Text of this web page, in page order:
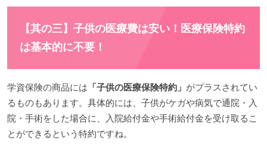
【其の三】子供の医療費は安い！医療保険特約
は基本的に不要！
学資保険の商品には 「子供の医療保険特約」 がプラスされてい
るものもあります。具体的には、子供がケガや病気で通院・入
院・手術をした場合に、入院給付金や手術給付金を受け取るこ
とができるという特約ですね。